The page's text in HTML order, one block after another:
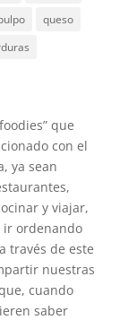
queso
que
con el
ya sean
y viajar,
ir ordenando
través de este
nuestras
cuando
saber